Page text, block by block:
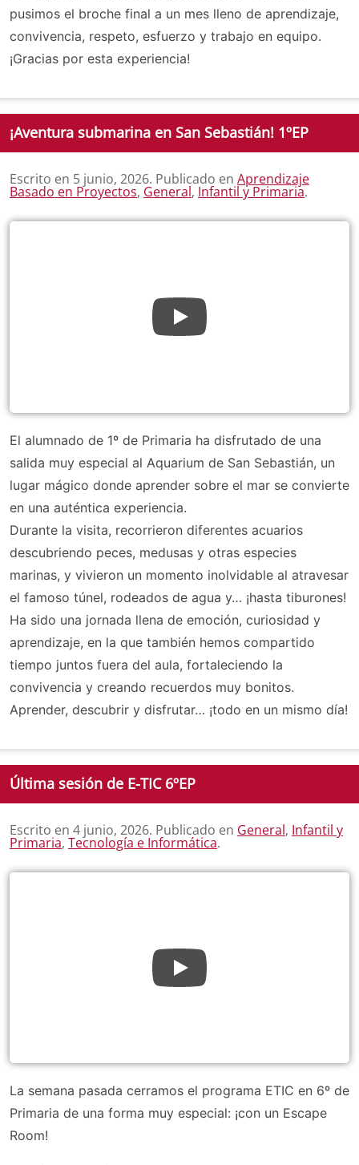
pusimos el broche final a un mes lleno de aprendizaje,
convivencia, respeto, esfuerzo y trabajo en equipo.
¡Gracias por esta experiencia!
¡Aventura submarina en San Sebastián! 1ºEP
Escrito en 5 junio, 2026. Publicado en Aprendizaje
Basado en Proyectos, General, Infantil y Primaria.
El alumnado de 1º de Primaria ha disfrutado de una
salida muy especial al Aquarium de San Sebastián, un
lugar mágico donde aprender sobre el mar se convierte
en una auténtica experiencia.
Durante la visita, recorrieron diferentes acuarios
descubriendo peces, medusas y otras especies
marinas, y vivieron un momento inolvidable al atravesar
el famoso túnel, rodeados de agua y… ¡hasta tiburones!
Ha sido una jornada llena de emoción, curiosidad y
aprendizaje, en la que también hemos compartido
tiempo juntos fuera del aula, fortaleciendo la
convivencia y creando recuerdos muy bonitos.
Aprender, descubrir y disfrutar… ¡todo en un mismo día!
Última sesión de E-TIC 6ºEP
Escrito en 4 junio, 2026. Publicado en General, Infantil y
Primaria, Tecnología e Informática.
La semana pasada cerramos el programa ETIC en 6º de
Primaria de una forma muy especial: ¡con un Escape
Room!